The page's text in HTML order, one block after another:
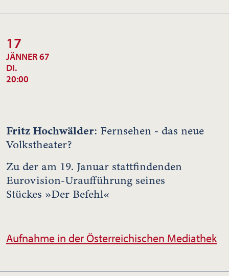
17
JÄNNER 67
DI.
20:00
Fritz Hochwälder: Fernsehen - das neue
Volkstheater?
Zu der am 19. Januar stattfindenden
Eurovision-Uraufführung seines
Stückes »Der Befehl«
Aufnahme in der Österreichischen Mediathek